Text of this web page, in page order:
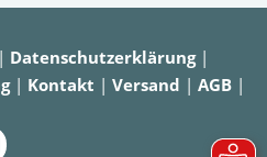
| Datenschutzerklärung|
| Kontakt | Versand | AGB |